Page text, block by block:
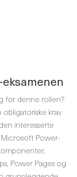
for denne rollen?
krav
interesserte
Power-
Power Pages og